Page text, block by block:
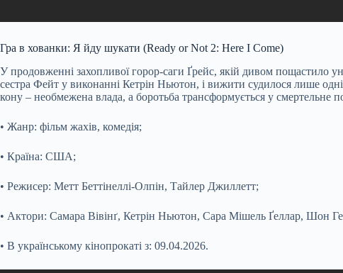
Гра в хованки: Я йду шукати (Ready or Not 2: Here I Come)
У продовженні захопливої горор-саги Ґрейс, якій дивом пощастило
сестра Фейт у виконанні Кетрін Ньютон, і вижити судилося лише
кону – необмежена влада, а боротьба трансформується у смертельне
• Жанр: фільм жахів, комедія;
• Країна: США;
• Режисер: Метт Беттінеллі-Олпін, Тайлер Джиллетт;
• Актори: Самара Вівінґ, Кетрін Ньютон, Сара Мішель Ґеллар, Шон
• В українському кінопрокаті з: 09.04.2026.